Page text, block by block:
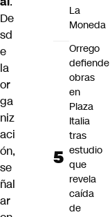
De
sd
e
la
or
ga
niz
aci
ón,
se
ñal
ar
La
Moneda
Orrego
defiende
obras
en
Plaza
Italia
tras
estudio
que
revela
caída
de